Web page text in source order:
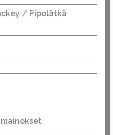
/ Pipolätkä